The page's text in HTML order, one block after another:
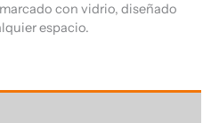
con vidrio, diseñado
espacio.